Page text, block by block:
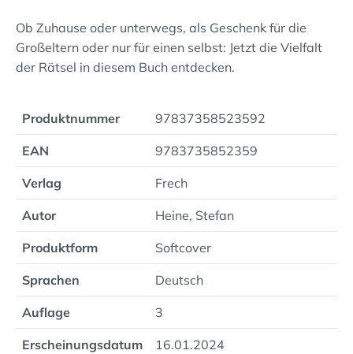
Ob Zuhause oder unterwegs, als Geschenk für die
Großeltern oder nur für einen selbst: Jetzt die Vielfalt
der Rätsel in diesem Buch entdecken.
Produktnummer 97837358523592
EAN 9783735852359
Verlag Frech
Autor Heine, Stefan
Produktform Softcover
Sprachen Deutsch
Auflage 3
Erscheinungsdatum 16.01.2024